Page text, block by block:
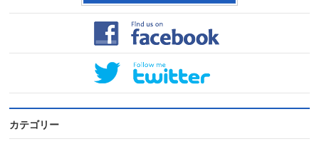
カテゴリー